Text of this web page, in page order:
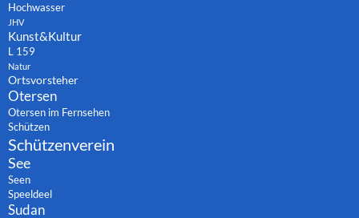
Hochwasser
JHV
Kunst&Kultur
L 159
Natur
Ortsvorsteher
Otersen
Otersen im Fernsehen
Schützen
Schützenverein
See
Seen
Speeldeel
Sudan